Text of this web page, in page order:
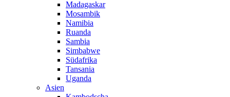
Madagaskar
Mosambik
Namibia
Ruanda
Sambia
Simbabwe
Südafrika
Tansania
Uganda
Asien